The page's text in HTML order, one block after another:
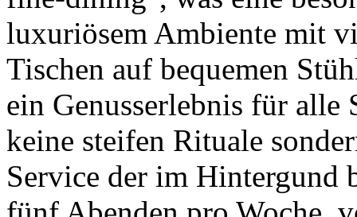
luxuriösem Ambiente mit
Tischen auf bequemen
ein Genusserlebnis für alle
keine steifen Rituale
Service der im Hintergund